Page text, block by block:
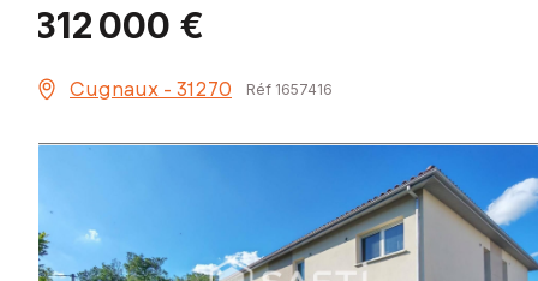
312 000 €
Cugnaux - 31270 Réf 1657416